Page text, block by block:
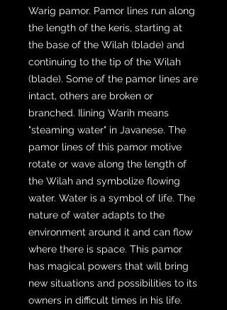
Warig pamor. Pamor lines run along
the length of the keris, starting at
the base of the Wilah (blade) and
continuing to the tip of the Wilah
(blade). Some of the pamor lines are
intact, others are broken or
branched. Ilining Warih means
"steaming water" in Javanese. The
pamor lines of this pamor motive
rotate or wave along the length of
the Wilah and symbolize flowing
water. Water is a symbol of life. The
nature of water adapts to the
environment around it and can flow
where there is space. This pamor
has magical powers that will bring
new situations and possibilities to its
owners in difficult times in his life.